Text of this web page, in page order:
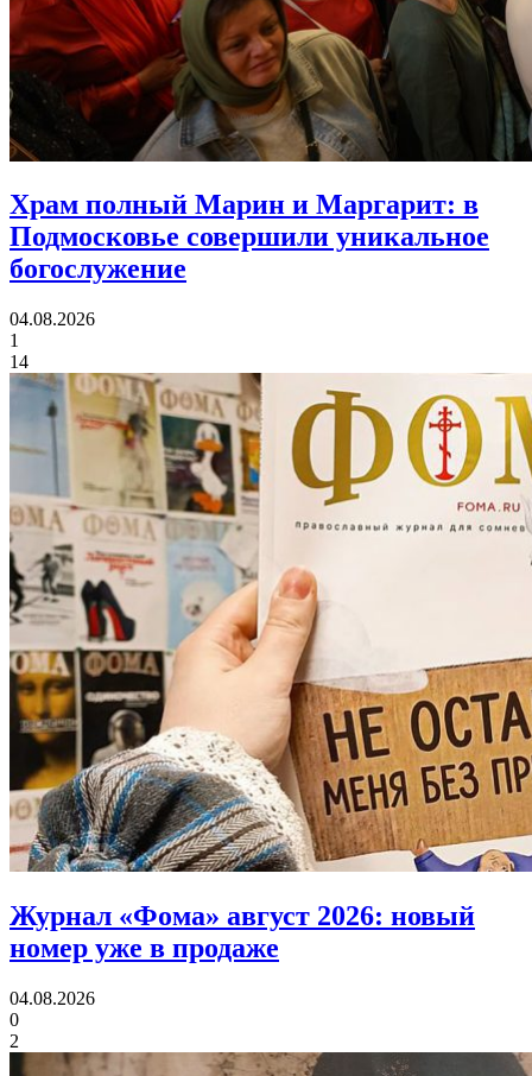
Храм полный Марин и Маргарит: в
Подмосковье совершили уникальное
богослужение
04.08.2026
1
14
Журнал «Фома» август 2026: новый
номер уже в продаже
04.08.2026
0
2